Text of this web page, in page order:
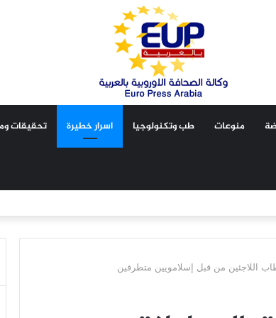
منوعات طب وتكنولوجيا اسرار خطيرة تحقيقات
اللاجئين من قبل إسلامويين متطرفين